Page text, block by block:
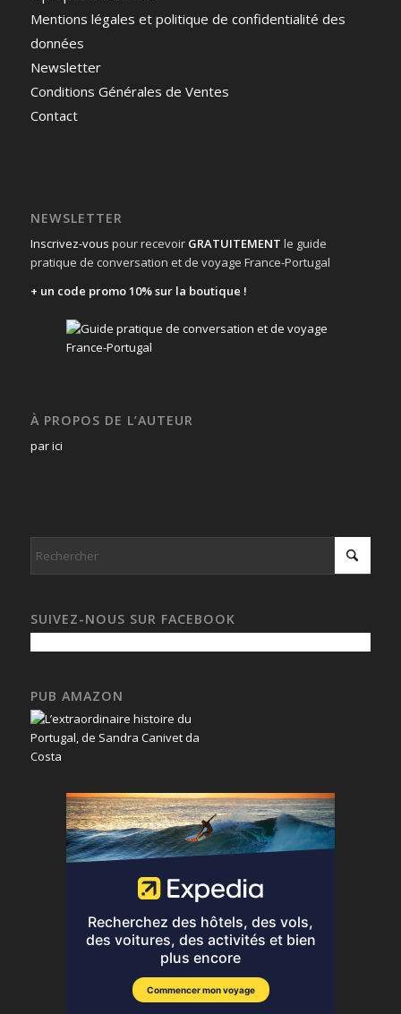
Mentions légales et politique de confidentialité des
données
Newsletter
Conditions Générales de Ventes
Contact
NEWSLETTER
Inscrivez-vous pour recevoir GRATUITEMENT le guide
pratique de conversation et de voyage France-Portugal
+ un code promo 10% sur la boutique !
À PROPOS DE L’AUTEUR
par ici
SUIVEZ-NOUS SUR FACEBOOK
PUB AMAZON